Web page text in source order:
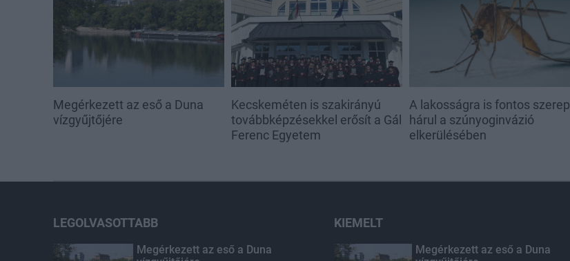
Megérkezett az eső a Duna
vízgyűjtőjére
Kecskeméten is szakirányú
továbbképzésekkel erősít a Gál
Ferenc Egyetem
A lakosságra is fontos szerep
hárul a szúnyoginvázió
elkerülésében
LEGOLVASOTTABB
Megérkezett az eső a Duna
KIEMELT
Megérkezett az eső a Duna